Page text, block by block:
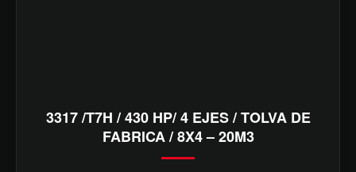
3317 /T7H / 430 HP/ 4 EJES / TOLVA DE
FABRICA / 8X4 – 20M3